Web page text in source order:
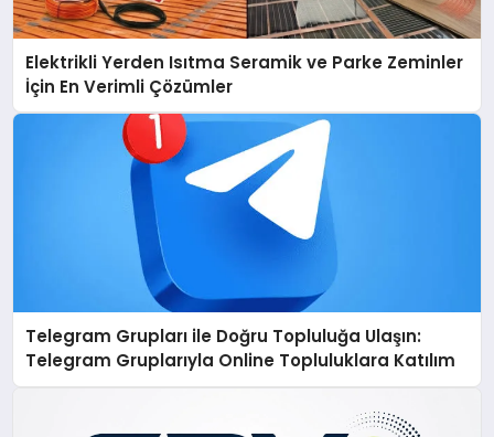
Elektrikli Yerden Isıtma Seramik ve Parke Zeminler
İçin En Verimli Çözümler
Telegram Grupları ile Doğru Topluluğa Ulaşın:
Telegram Gruplarıyla Online Topluluklara Katılım